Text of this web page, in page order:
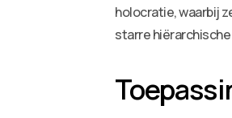
holocratie, waarbij
starre